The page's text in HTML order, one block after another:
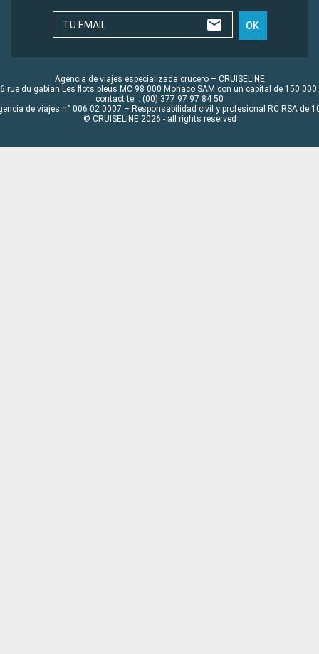
TU EMAIL OK
Agencia de viajes especializada crucero – CRUISELINE
rue du gabian Les flots bleus MC 98 000 Monaco SAM con un capital de 150 000
contact tel : (00) 377 97 97 84 50
de viajes n° 006 02 0007 – Responsabilidad civil y profesional RC RSA de
© CRUISELINE 2026 - all rights reserved